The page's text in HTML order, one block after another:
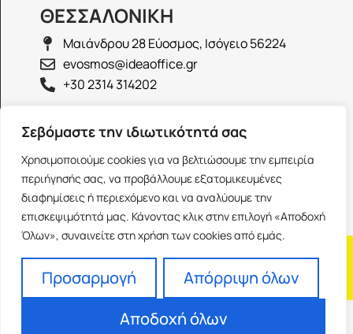
Σεβόμαστε την ιδιωτικότητά σας
Χρησιμοποιούμε cookies για να βελτιώσουμε την εμπειρία
περιήγησής σας, να προβάλλουμε εξατομικευμένες
διαφημίσεις ή περιεχόμενο και να αναλύουμε την
επισκεψιμότητά μας. Κάνοντας κλικ στην επιλογή «Αποδοχή
Όλων», συναινείτε στη χρήση των cookies από εμάς.
Προσαρμογή
Απόρριψη όλων
Αποδοχή όλων
ΘΕΣΣΑΛΟΝΙΚΗ
Μαιάνδρου 28 Εύοσμος, Ισόγειο 56224
evosmos@ideaoffice.gr
+30 2314 314202
ΙΩΑΝΝΙΝΑ
Γεώργιου Καραϊσκάκη 38, Ισόγειο 45444
ioannina@ideaoffice.gr
+30 26516 08616
Franchise
Όροι Χρήσης
Powered by